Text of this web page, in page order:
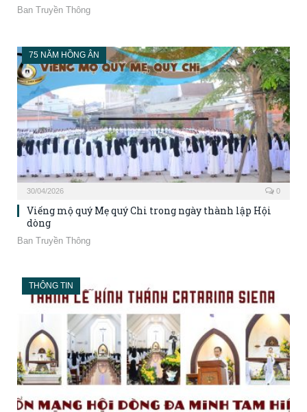
Ban Truyền Thông
75 NĂM HỒNG ÂN
30/04/2026 0
Viếng mộ quý Mẹ quý Chi trong ngày thành lập Hội
dòng
Ban Truyền Thông
THÔNG TIN